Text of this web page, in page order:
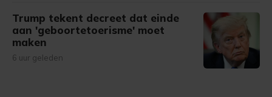
Trump tekent decreet dat einde
aan 'geboortetoerisme' moet
maken
6 uur geleden